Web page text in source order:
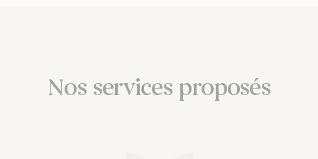
Nos services proposés